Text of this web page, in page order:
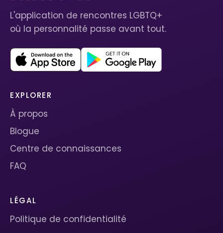
L'application de rencontres LGBTQ+
où la personnalité passe avant tout.
EXPLORER
À propos
Blogue
Centre de connaissances
FAQ
LÉGAL
Politique de confidentialité